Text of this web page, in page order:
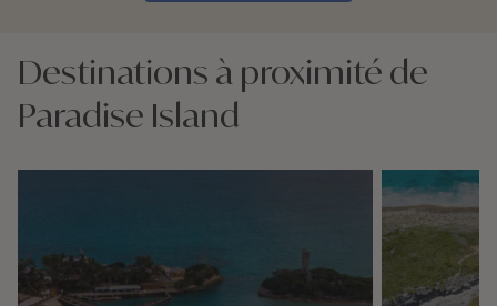
Destinations à proximité de
Paradise Island